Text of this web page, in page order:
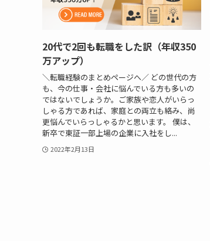
20代で2回も転職をした訳（年収350
万アップ）
＼転職経験のまとめページへ／ どの世代の方
も、今の仕事・会社に悩んでいる方も多いの
ではないでしょうか。ご家族や恋人がいらっ
しゃる方であれば、家庭との両立も絡み、尚
更悩んでいらっしゃるかと思います。 僕は、
新卒で東証一部上場の企業に入社をし...
2022年2月13日